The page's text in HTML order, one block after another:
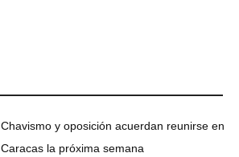
Chavismo y oposición acuerdan reunirse en
Caracas la próxima semana